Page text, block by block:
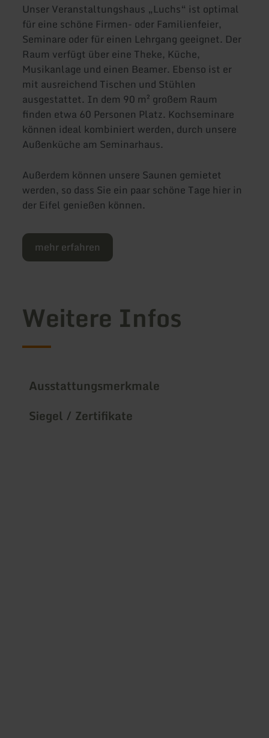
Unser Veranstaltungshaus „Luchs“ ist optimal
für eine schöne Firmen- oder Familienfeier,
Seminare oder für einen Lehrgang geeignet. Der
Raum verfügt über eine Theke, Küche,
Musikanlage und einen Beamer. Ebenso ist er
mit ausreichend Tischen und Stühlen
ausgestattet. In dem 90 m² großem Raum
finden etwa 60 Personen Platz. Kochseminare
können ideal kombiniert werden, durch unsere
Außenküche am Seminarhaus.
Außerdem können unsere Saunen gemietet
werden, so dass Sie ein paar schöne Tage hier in
der Eifel genießen können.
mehr erfahren
Weitere Infos
Ausstattungsmerkmale
Siegel / Zertifikate